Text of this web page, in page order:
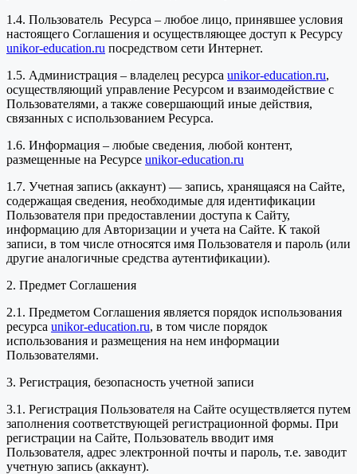
1.4. Пользователь Ресурса – любое лицо, принявшее условия
настоящего Соглашения и осуществляющее доступ к Ресурсу
unikor-education.ru посредством сети Интернет.
1.5. Администрация – владелец ресурса unikor-education.ru,
осуществляющий управление Ресурсом и взаимодействие с
Пользователями, а также совершающий иные действия,
связанных с использованием Ресурса.
1.6. Информация – любые сведения, любой контент,
размещенные на Ресурсе unikor-education.ru
1.7. Учетная запись (аккаунт) — запись, хранящаяся на Сайте,
содержащая сведения, необходимые для идентификации
Пользователя при предоставлении доступа к Сайту,
информацию для Авторизации и учета на Сайте. К такой
записи, в том числе относятся имя Пользователя и пароль (или
другие аналогичные средства аутентификации).
2. Предмет Соглашения
2.1. Предметом Соглашения является порядок использования
ресурса unikor-education.ru, в том числе порядок
использования и размещения на нем информации
Пользователями.
3. Регистрация, безопасность учетной записи
3.1. Регистрация Пользователя на Сайте осуществляется путем
заполнения соответствующей регистрационной формы. При
регистрации на Сайте, Пользователь вводит имя
Пользователя, адрес электронной почты и пароль, т.е. заводит
учетную запись (аккаунт).